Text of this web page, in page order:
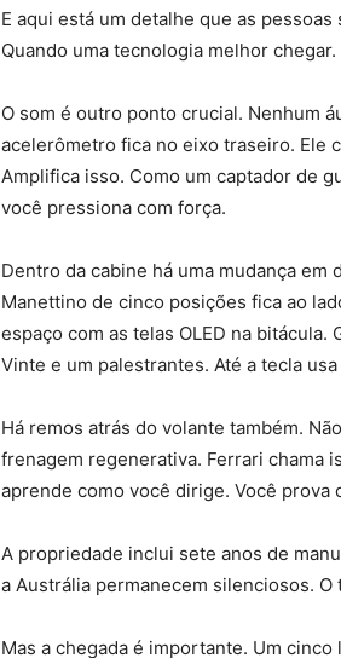
E aqui está um detalhe que as
Quando uma tecnologia melhor
O som é outro ponto crucial. Nenhum
acelerômetro fica no eixo traseiro. Ele
Amplifica isso. Como um captador de
você pressiona com força.
Dentro da cabine há uma mudança
Manettino de cinco posições fica ao
espaço com as telas OLED na
Vinte e um palestrantes. Até a tecla
Há remos atrás do volante também.
frenagem regenerativa. Ferrari chama
aprende como você dirige. Você prova
A propriedade inclui sete anos de
a Austrália permanecem silenciosos. O
Mas a chegada é importante. Um